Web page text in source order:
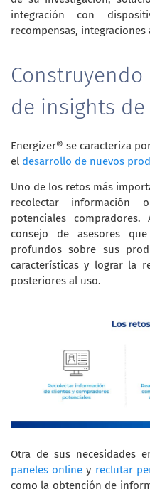
integración con
recompensas, integraciones
de insights de
Energizer® se caracteriza
el desarrollo de nuevos
Uno de los retos más
recolectar
potenciales
consejo de asesores
profundos sobre sus
características y lograr la
posteriores al uso.
Otra de sus necesidades
paneles online y reclutar
como la obtención de